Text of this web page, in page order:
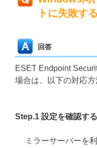
トに失敗する
回答
ESET Endpoint
場合は、以下の対応方
Step.1 設定を確認する
ミラーサーバーを